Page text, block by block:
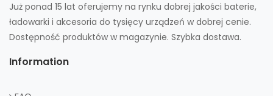
Już ponad 15 lat oferujemy na rynku dobrej jakości baterie,
ładowarki i akcesoria do tysięcy urządzeń w dobrej cenie.
Dostępność produktów w magazynie. Szybka dostawa.
Information